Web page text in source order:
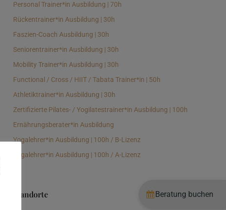
Personal Trainer*in Ausbildung | 70h
Rückentrainer*in Ausbildung | 30h
Faszien-Coach Ausbildung | 30h
Seniorentrainer*in Ausbildung | 30h
Mobility Trainer*in Ausbildung | 30h
Functional / Cross / HIIT / Tabata Trainer*in | 50h
Athletiktrainer*in Ausbildung | 30h
Zertifizierte Pilates- / Yogilatestrainer*in Ausbildung | 100h
Ernährungsberater*in Ausbildung
Yogalehrer*in Ausbildung | 100h / B-Lizenz
Yogalehrer*in Ausbildung | 100h / A-Lizenz
Standorte Beratung buchen